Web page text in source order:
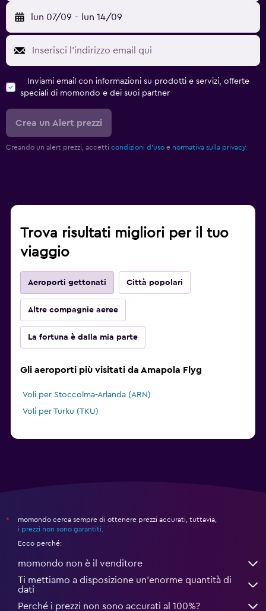
lun 07/09 - lun 14/09
Inviami email con informazioni su prodotti e servizi, offerte
speciali di momondo e dei suoi partner
Crea un Alert prezzi
Creando un alert prezzi, accetti condizioni d'uso e normativa sulla privacy.
Trova risultati migliori per il tuo
viaggio
Aeroporti gettonati Città popolari
Altre compagnie aeree
La fortuna è dalla mia parte
Gli aeroporti più visitati da Amapola Flyg
Voli per Stoccolma-Arlanda (ARN)
Voli per Turku (TKU)
*
momondo cerca sempre di ottenere prezzi accurati, tuttavia,
i prezzi non sono garantiti
Ecco perché:
momondo non è il venditore
Ti mettiamo a disposizione un’enorme quantità di
dati
Perché i prezzi non sono accurati al 100%?